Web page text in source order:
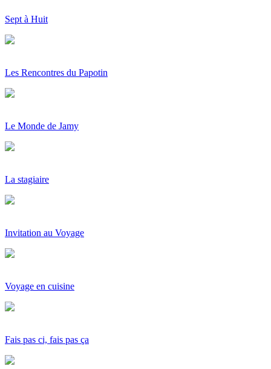
Sept à Huit
Les Rencontres du Papotin
Le Monde de Jamy
La stagiaire
Invitation au Voyage
Voyage en cuisine
Fais pas ci, fais pas ça